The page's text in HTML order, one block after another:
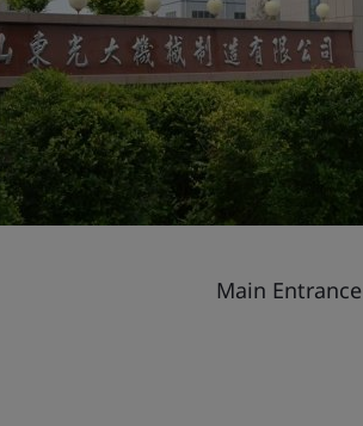
Main Entrance